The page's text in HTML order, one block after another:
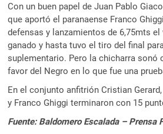
Con un buen papel de Juan Pablo
que aportó el paranaense Franco
defensas y lanzamientos de 6,75mts el
ganado y hasta tuvo el tiro del final
suplementario. Pero la chicharra sonó
favor del Negro en lo que fue una
En el conjunto anfitrión Cristian
y Franco Ghiggi terminaron con 15
Fuente: Baldomero Escalada – Prensa